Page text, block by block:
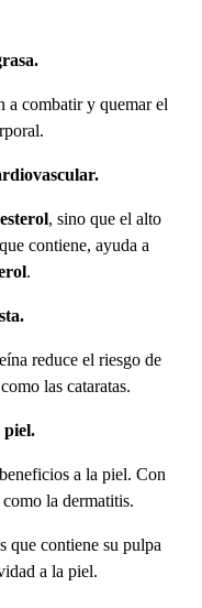
a combatir y quemar el
, sino que el alto
que contiene, ayuda a
.
reduce el riesgo de
las cataratas.
piel.
a la piel. Con
la dermatitis.
que contiene su pulpa
a la piel.